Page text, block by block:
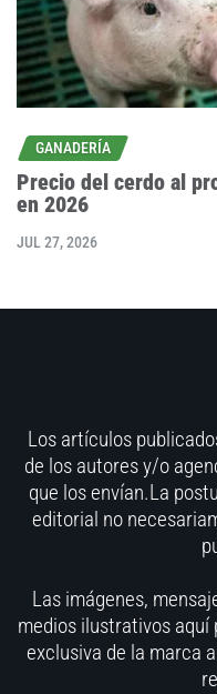
GANADERÍA
Precio del cerdo al
en 2026
JUL 27, 2026
Los artículos
de los autores y/o
que los envían.La
editorial no
Las imágenes,
medios ilustrativos aquí
exclusiva de la marca